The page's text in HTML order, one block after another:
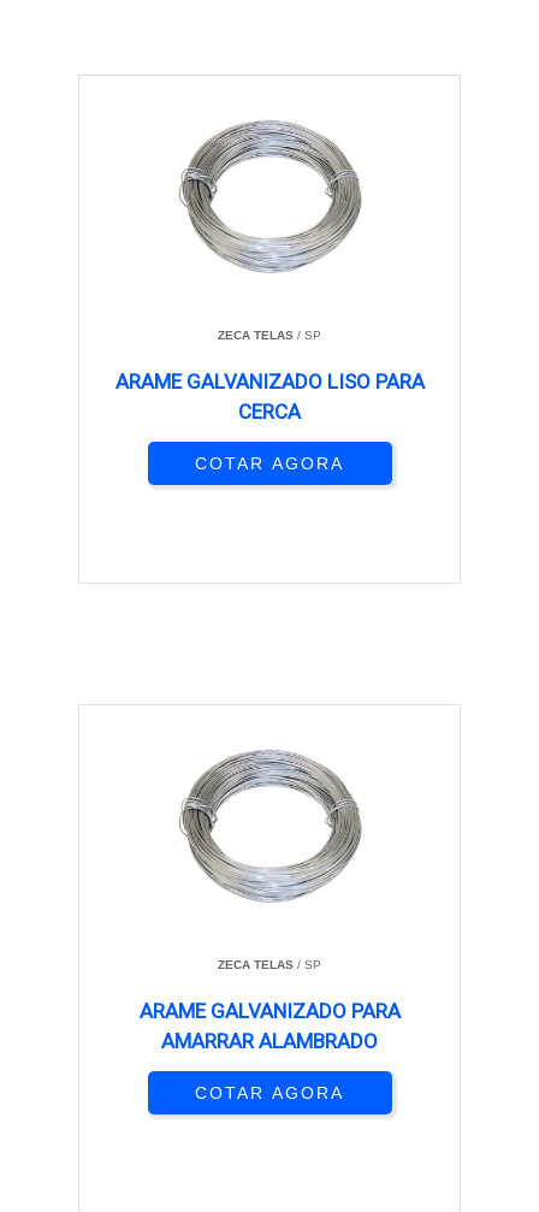
ZECA TELAS / SP
ARAME GALVANIZADO LISO PARA
CERCA
COTAR AGORA
ZECA TELAS / SP
ARAME GALVANIZADO PARA
AMARRAR ALAMBRADO
COTAR AGORA